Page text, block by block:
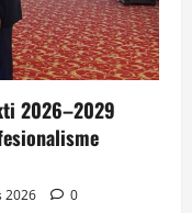
2026–2029
2026 0